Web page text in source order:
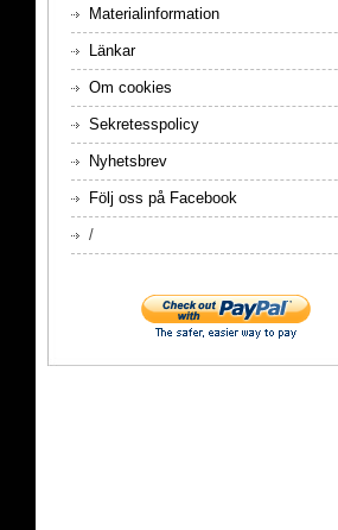
Materialinformation
Länkar
Om cookies
Sekretesspolicy
Nyhetsbrev
Följ oss på Facebook
/